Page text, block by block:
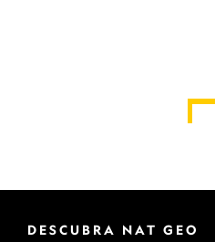
DESCUBRA NAT GEO